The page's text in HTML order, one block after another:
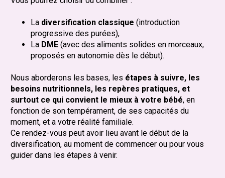
La diversification classique (introduction
progressive des purées),
La DME(avec des aliments solides en morceaux,
proposés en autonomie dès le début).
Nous aborderons les bases, les étapes à suivre, les
besoins nutritionnels, les repères pratiques, et
surtout ce qui convient le mieux à votre bébé, en
fonction de son tempérament, de ses capacités du
moment, et a votre réalité familiale.
Ce rendez-vous peut avoir lieu avant le début de la
diversification, au moment de commencer ou pour vous
guider dans les étapes à venir.